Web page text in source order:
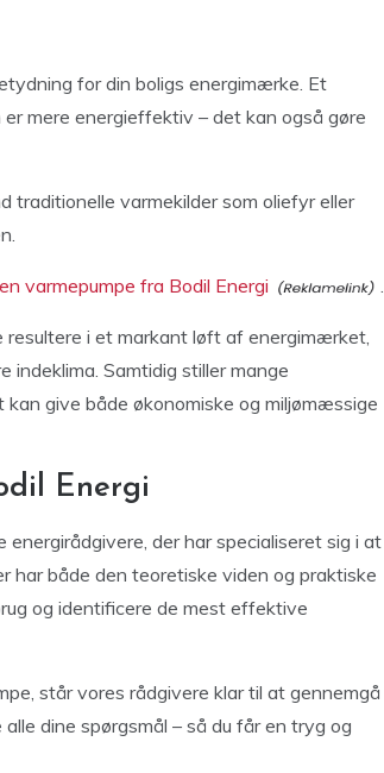
for din boligs energimærke. Et
mere energieffektiv – det kan også gøre
traditionelle varmekilder som oliefyr eller
varmepumpe fra Bodil Energi .
resultere i et markant løft af energimærket,
Samtidig stiller mange
give både økonomiske og miljømæssige
Energi
der har specialiseret sig i at
har både den teoretiske viden og praktiske
og identificere de mest effektive
står vores rådgivere klar til at gennemgå
dine spørgsmål – så du får en tryg og